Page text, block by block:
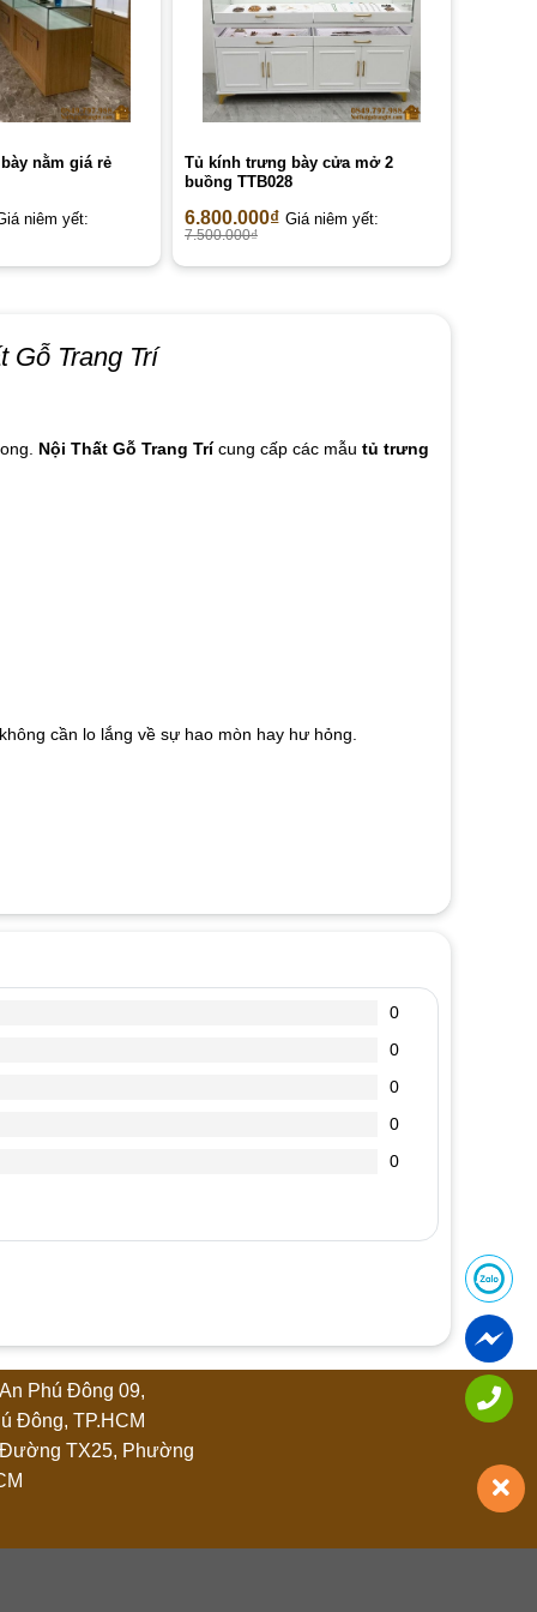
nằm giá rẻ
niêm yết:
Tủ kính trưng bày cửa mở 2
buồng TTB028
6.800.000₫ Giá niêm yết:
7.500.000₫
Gỗ Trang Trí
Nội Thất Gỗ Trang Trícung cấp các mẫu tủ trưng
cần lo lắng về sự hao mòn hay hư hỏng.
0
0
0
0
0
Phú Đông 09,
Đông, TP.HCM
TX25, Phường